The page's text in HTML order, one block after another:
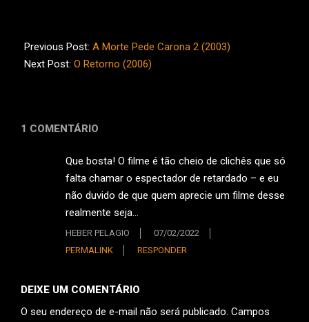
05-
14
Previous Post: A Morte Pede Carona 2 (2003)
Next Post: O Retorno (2006)
1 COMENTÁRIO
Que bosta! O filme é tão cheio de clichês que só
falta chamar o espectador de retardado – e eu
não duvido de que quem aprecie um filme desse
realmente seja…
HEBER PELAGIO
07/02/2022
PERMALINK
RESPONDER
DEIXE UM COMENTÁRIO
O seu endereço de e-mail não será publicado. Campos